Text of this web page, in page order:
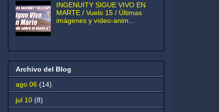
INGENUITY SIGUE VIVO EN
MARTE / Vuelo 15 / Últimas
imágenes y vídeo-anim...
Archivo del Blog
ago 06 (14)
jul 10 (8)